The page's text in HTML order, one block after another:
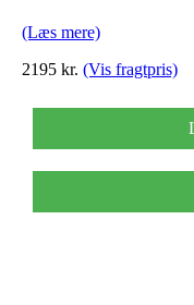
(Læs mere)
2195 kr. (Vis fragtpris)